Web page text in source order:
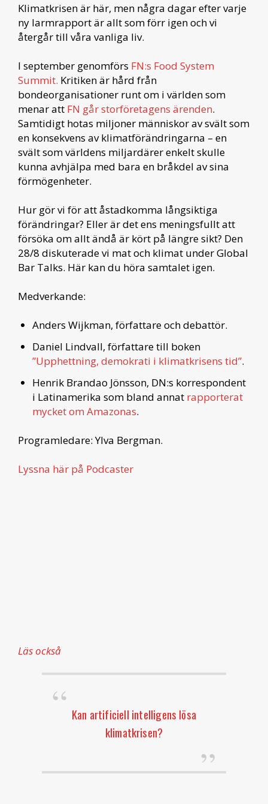
Klimatkrisen är här, men några dagar efter varje
ny larmrapport är allt som förr igen och vi
återgår till våra vanliga liv.
I september genomförs FN:s Food System
Summit. Kritiken är hård från
bondeorganisationer runt om i världen som
menar att FN går storföretagens ärenden.
Samtidigt hotas miljoner människor av svält som
en konsekvens av klimatförändringarna – en
svält som världens miljardärer enkelt skulle
kunna avhjälpa med bara en bråkdel av sina
förmögenheter.
Hur gör vi för att åstadkomma långsiktiga
förändringar? Eller är det ens meningsfullt att
försöka om allt ändå är kört på längre sikt? Den
28/8 diskuterade vi mat och klimat under Global
Bar Talks. Här kan du höra samtalet igen.
Medverkande:
Anders Wijkman, författare och debattör.
Daniel Lindvall, författare till boken
”Upphettning, demokrati i klimatkrisens tid”.
Henrik Brandao Jönsson, DN:s korrespondent
i Latinamerika som bland annat rapporterat
mycket om Amazonas.
Programledare: Ylva Bergman.
Lyssna här på Podcaster
Läs också
Kan artificiell intelligens lösa
klimatkrisen?